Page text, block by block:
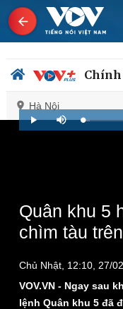
Hà Nội
Tổ chức nhân sự
Quốc hội
Nhận diện sự thật
Play Mute Loaded:
6.40%
Quân khu 5
chìm tàu
Chủ Nhật, 12:10, 27/
VOV.VN - Ngay sau
lệnh Quân khu 5 đã